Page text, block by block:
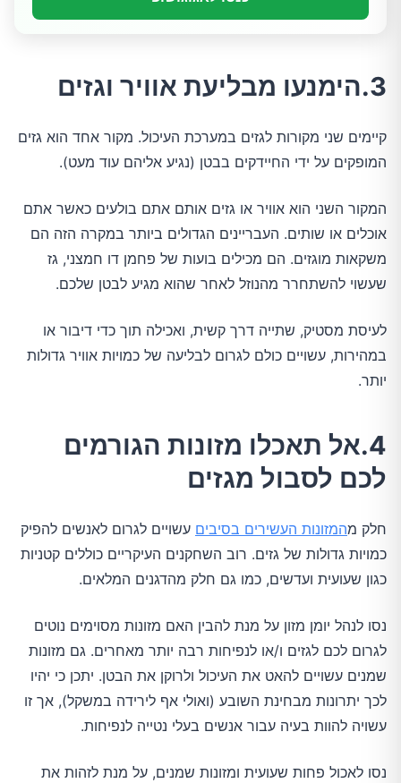
3.הימנעו מבליעת אוויר וגזים
קיימים שני מקורות לגזים במערכת העיכול. מקור אחד הוא גזים
המופקים על ידי החיידקים בבטן (נגיע אליהם עוד מעט).
המקור השני הוא אוויר או גזים אותם אתם בולעים כאשר אתם
אוכלים או שותים. העבריינים הגדולים ביותר במקרה הזה הם
משקאות מוגזים. הם מכילים בועות של פחמן דו חמצני, גז
שעשוי להשתחרר מהנוזל לאחר שהוא מגיע לבטן שלכם.
לעיסת מסטיק, שתייה דרך קשית, ואכילה תוך כדי דיבור או
במהירות, עשויים כולם לגרום לבליעה של כמויות אוויר גדולות
יותר.
4.אל תאכלו מזונות הגורמים
לכם לסבול מגזים
חלק מהמזונות העשירים בסיבים עשויים לגרום לאנשים להפיק
כמויות גדולות של גזים. רוב השחקנים העיקריים כוללים קטניות
כגון שעועית ועדשים, כמו גם חלק מהדגנים המלאים.
נסו לנהל יומן מזון על מנת להבין האם מזונות מסוימים נוטים
לגרום לכם לגזים ו/או לנפיחות רבה יותר מאחרים. גם מזונות
שמנים עשויים להאט את העיכול ולרוקן את הבטן. יתכן כי יהיו
לכך יתרונות מבחינת השובע (ואולי אף לירידה במשקל), אך זו
עשויה להוות בעיה עבור אנשים בעלי נטייה לנפיחות.
נסו לאכול פחות שעועית ומזונות שמנים, על מנת לזהות את